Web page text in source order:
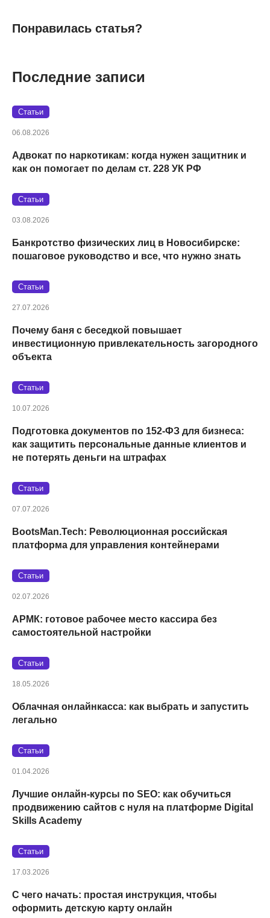
Понравилась статья?
Последние записи
Статьи
06.08.2026
Адвокат по наркотикам: когда нужен защитник и
как он помогает по делам ст. 228 УК РФ
Статьи
03.08.2026
Банкротство физических лиц в Новосибирске:
пошаговое руководство и все, что нужно знать
Статьи
27.07.2026
Почему баня с беседкой повышает
инвестиционную привлекательность загородного
объекта
Статьи
10.07.2026
Подготовка документов по 152‑ФЗ для бизнеса:
как защитить персональные данные клиентов и
не потерять деньги на штрафах
Статьи
07.07.2026
BootsMan.Tech: Революционная российская
платформа для управления контейнерами
Статьи
02.07.2026
АРМК: готовое рабочее место кассира без
самостоятельной настройки
Статьи
18.05.2026
Облачная онлайнкасса: как выбрать и запустить
легально
Статьи
01.04.2026
Лучшие онлайн-курсы по SEO: как обучиться
продвижению сайтов с нуля на платформе Digital
Skills Academy
Статьи
17.03.2026
С чего начать: простая инструкция, чтобы
оформить детскую карту онлайн